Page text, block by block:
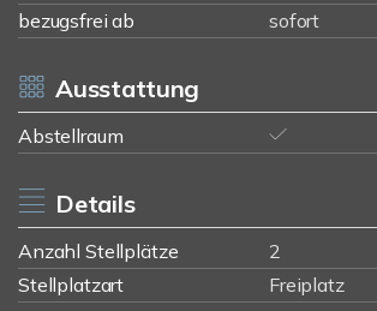
bezugsfrei ab
sofort
Ausstattung
Abstellraum
Details
Anzahl Stellplätze
2
Stellplatzart
Freiplatz